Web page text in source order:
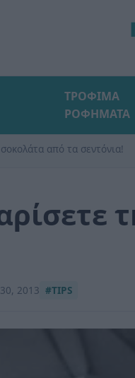
ΤΡΟΦΙΜΑ
ΡΟΦΗΜΑΤΑ
από τα σεντόνια!
2013 #TIPS